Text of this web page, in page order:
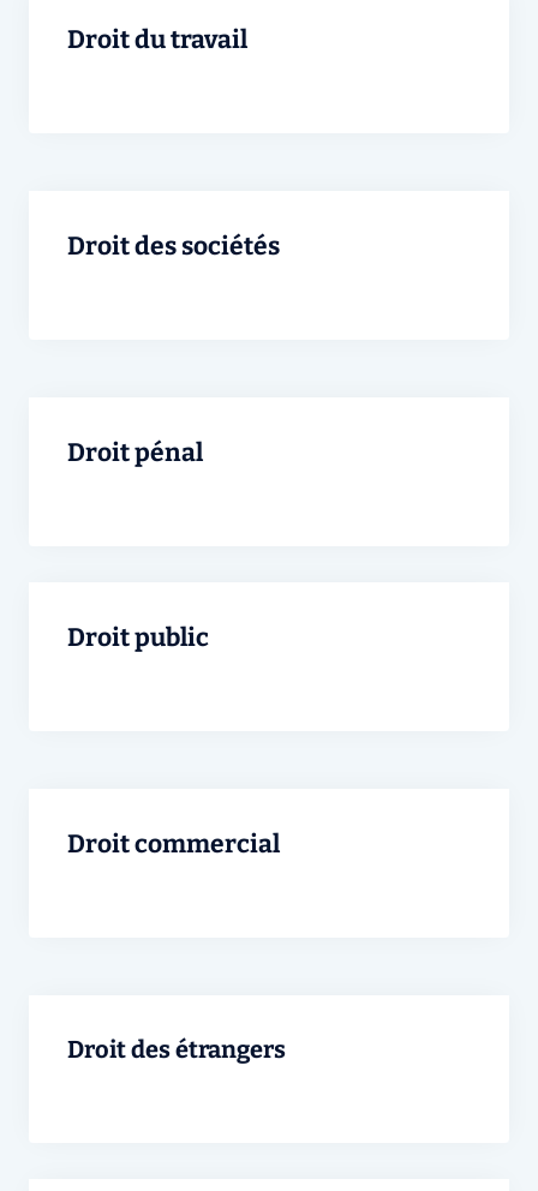
Droit du travail
Droit des sociétés
Droit pénal
Droit public
Droit commercial
Droit des étrangers